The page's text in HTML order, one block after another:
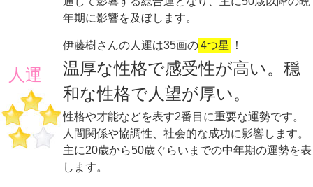
年期に影響を及ぼします。
人運
伊藤樹さんの人運は35画の4つ星 ！
温厚な性格で感受性が高い。穏
和な性格で人望が厚い。
性格や才能などを表す2番目に重要な運勢です。
人間関係や協調性、社会的な成功に影響します。
主に20歳から50歳ぐらいまでの中年期の運勢を表
します。